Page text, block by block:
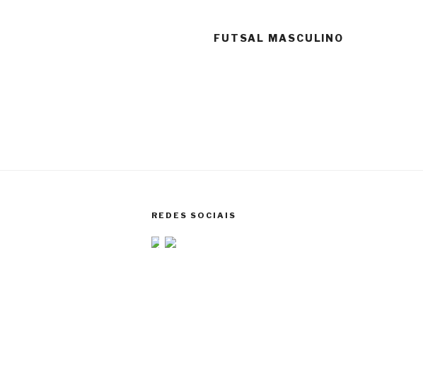
FUTSAL MASCULINO
REDES SOCIAIS